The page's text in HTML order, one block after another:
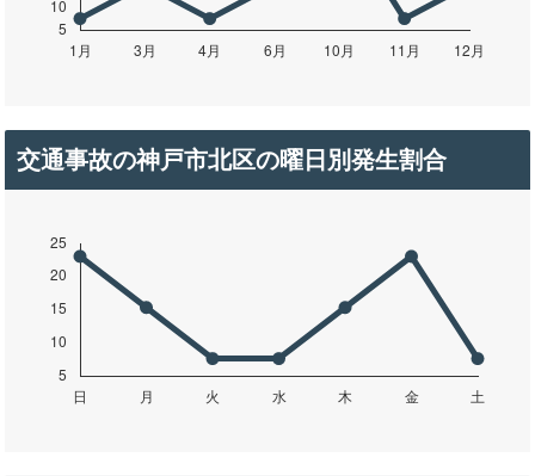
交通事故の神戸市北区の曜日別発生割合